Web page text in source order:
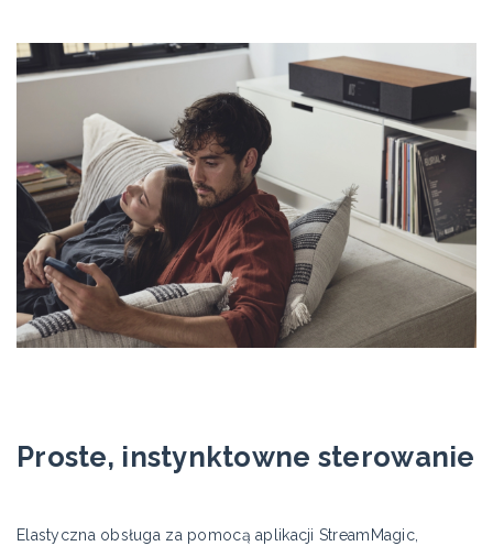
Proste, instynktowne sterowanie
Elastyczna obsługa za pomocą aplikacji StreamMagic,